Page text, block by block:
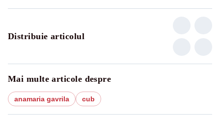
Distribuie articolul
Mai multe articole despre
anamaria gavrila cub